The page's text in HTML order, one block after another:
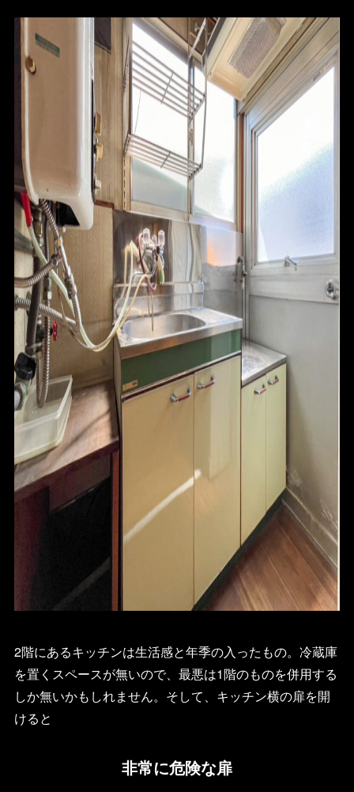
2階にあるキッチンは生活感と年季の入ったもの。冷蔵庫
を置くスペースが無いので、最悪は1階のものを併用する
しか無いかもしれません。そして、キッチン横の扉を開
けると
非常に危険な扉